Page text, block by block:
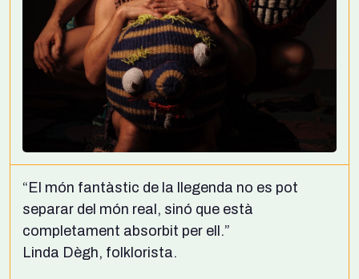
“El món fantàstic de la llegenda no es pot
separar del món real, sinó que està
completament absorbit per ell.”
Linda Dègh, folklorista.